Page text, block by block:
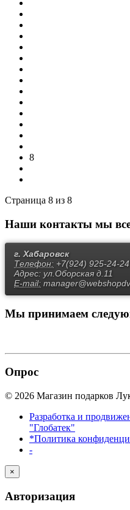
8
Страница 8 из 8
Наши контакты мы
г. Хабаровск
Телефон: +7(924) 925-24-24
Адрес: ул.Оборская д.11
E-mail:
Мы принимаем
Опрос
© 2026 Магазин подарков
Разработка и
"Глобатек"
*Политика
-
×
Авторизация